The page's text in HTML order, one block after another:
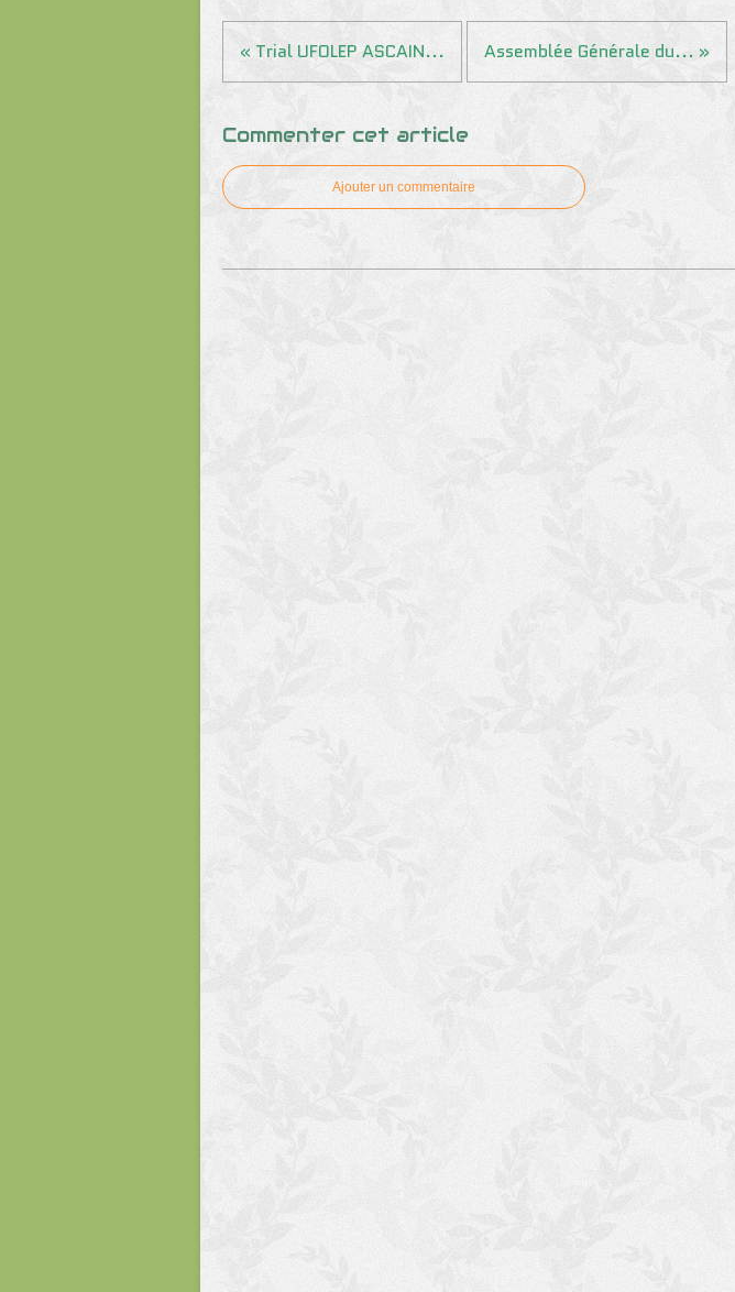
« Trial UFOLEP ASCAIN... Assemblée Générale du... »
Commenter cet article
Ajouter un commentaire